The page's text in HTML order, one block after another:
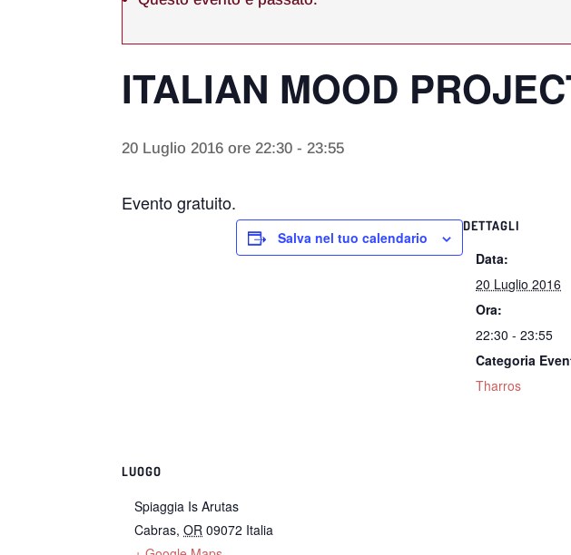
ITALIAN MOOD
20 Luglio 2016 ore 22:30 -23:55
Evento gratuito.
Salva nel tuo calendario
DETTAGLI
Data:
20 Luglio 2016
Ora:
22:30 - 23:55
Categoria
Tharros
LUOGO
Spiaggia Is Arutas
Cabras, OR 09072 Italia